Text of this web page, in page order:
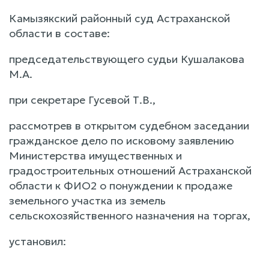
Камызякский районный суд Астраханской
области в составе:
председательствующего судьи Кушалакова
М.А.
при секретаре Гусевой Т.В.,
рассмотрев в открытом судебном заседании
гражданское дело по исковому заявлению
Министерства имущественных и
градостроительных отношений Астраханской
области к ФИО2 о понуждении к продаже
земельного участка из земель
сельскохозяйственного назначения на торгах,
установил: